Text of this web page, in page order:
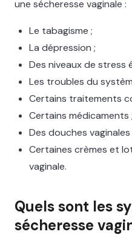
une sécheresse vaginale :
Le tabagisme ;
La dépression ;
Des niveaux de stress
Les troubles du
Certains traitements
Certains médicaments ;
Des douches vaginales
Certaines crèmes et
vaginale.
Quels sont les
sécheresse